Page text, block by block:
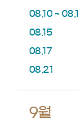
08.10 ~
08.15
08.17
08.21
9월